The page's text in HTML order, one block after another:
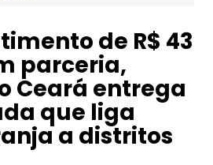
de R$ 43
parceria,
Ceará entrega
que liga
a distritos